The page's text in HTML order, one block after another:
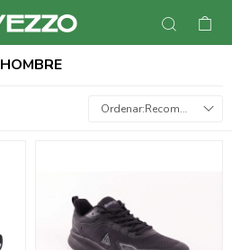
HOMBRE
Recomendados